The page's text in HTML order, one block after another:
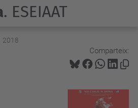
. ESEIAAT
2018
Comparteix: